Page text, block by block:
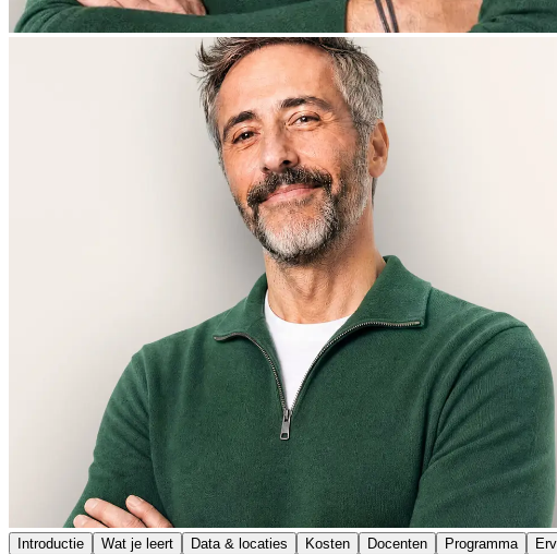
Introductie Wat je leert Data & locaties Kosten Docenten Programma